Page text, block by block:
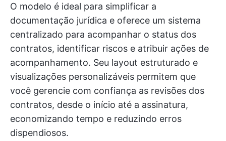
O modelo é ideal para simplificar a
documentação jurídica e oferece um sistema
centralizado para acompanhar o status dos
contratos, identificar riscos e atribuir ações de
acompanhamento. Seu layout estruturado e
visualizações personalizáveis permitem que
você gerencie com confiança as revisões dos
contratos, desde o início até a assinatura,
economizando tempo e reduzindo erros
dispendiosos.